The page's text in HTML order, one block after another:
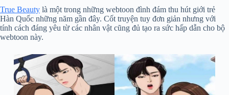
True Beauty là một trong những webtoon đình đám thu hút giới trẻ
Hàn Quốc những năm gần đây. Cốt truyện tuy đơn giản nhưng với
tính cách đáng yêu từ các nhân vật cũng đủ tạo ra sức hấp dẫn cho bộ
webtoon này.